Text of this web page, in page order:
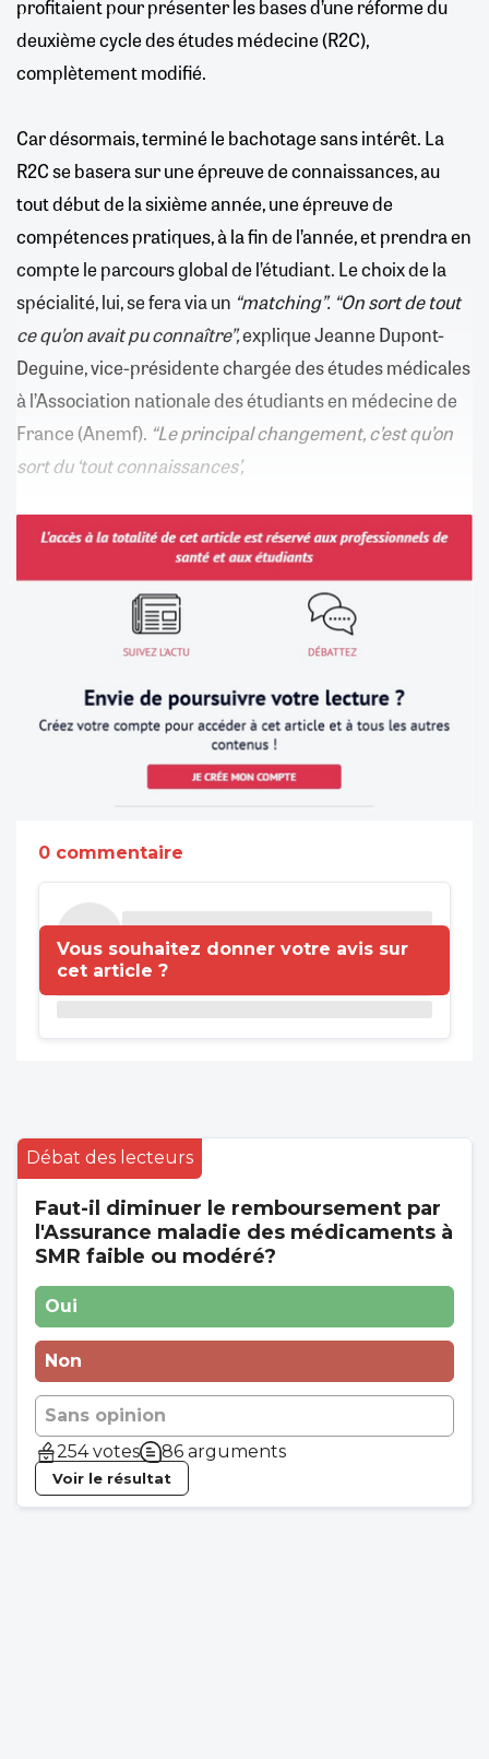
profitaient pour présenter les bases d’une réforme du
deuxième cycle des études médecine (R2C),
complètement modifié.
Car désormais, terminé le bachotage sans intérêt. La
R2C se basera sur une épreuve de connaissances, au
tout début de la sixième année, une épreuve de
compétences pratiques, à la fin de l’année, et prendra en
compte le parcours global de l’étudiant. Le choix de la
spécialité, lui, se fera via un “matching”. “On sort de tout
ce qu’on avait pu connaître”,explique Jeanne Dupont-
Deguine, vice-présidente chargée des études médicales
à l’Association nationale des étudiants en médecine de
France (Anemf). “Le principal changement, c’est qu’on
sort du ‘tout connaissances’,
0 commentaire
Vous souhaitez donner votre avis sur
cet article ?
Débat des lecteurs
Faut-il diminuer le remboursement par
l'Assurance maladie des médicaments à
SMR faible ou modéré?
Oui
Non
Sans opinion
254 votes
86 arguments
Voir le résultat